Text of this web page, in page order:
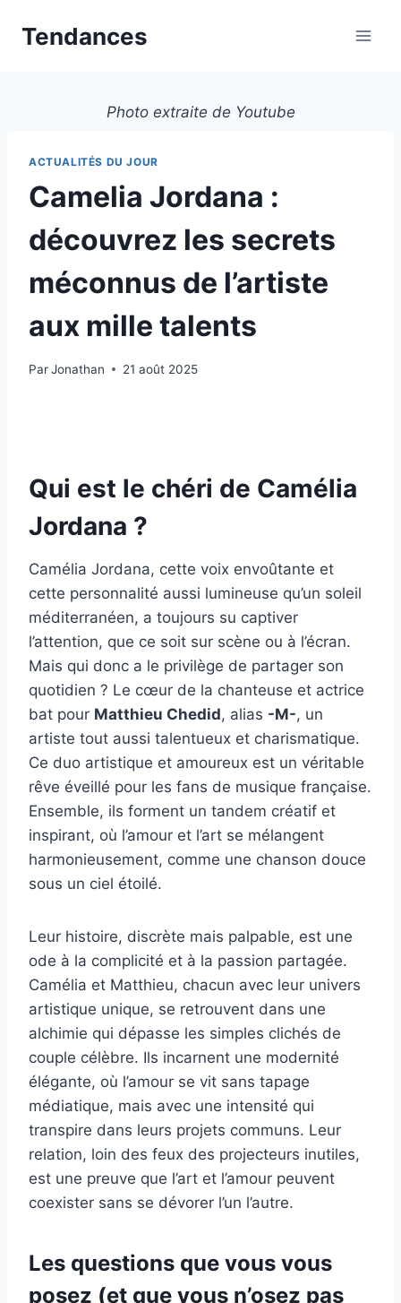
Tendances
Photo extraite de Youtube
ACTUALITÉS DU JOUR
Camelia Jordana :
découvrez les secrets
méconnus de l’artiste
aux mille talents
ParJonathan 21 août 2025
Qui est le chéri de Camélia
Jordana ?
Camélia Jordana, cette voix envoûtante et
cette personnalité aussi lumineuse qu’un soleil
méditerranéen, a toujours su captiver
l’attention, que ce soit sur scène ou à l’écran.
Mais qui donc a le privilège de partager son
quotidien ? Le cœur de la chanteuse et actrice
bat pour Matthieu Chedid, alias -M-, un
artiste tout aussi talentueux et charismatique.
Ce duo artistique et amoureux est un véritable
rêve éveillé pour les fans de musique française.
Ensemble, ils forment un tandem créatif et
inspirant, où l’amour et l’art se mélangent
harmonieusement, comme une chanson douce
sous un ciel étoilé.
Leur histoire, discrète mais palpable, est une
ode à la complicité et à la passion partagée.
Camélia et Matthieu, chacun avec leur univers
artistique unique, se retrouvent dans une
alchimie qui dépasse les simples clichés de
couple célèbre. Ils incarnent une modernité
élégante, où l’amour se vit sans tapage
médiatique, mais avec une intensité qui
transpire dans leurs projets communs. Leur
relation, loin des feux des projecteurs inutiles,
est une preuve que l’art et l’amour peuvent
coexister sans se dévorer l’un l’autre.
Les questions que vous vous
posez (et que vous n’osez pas